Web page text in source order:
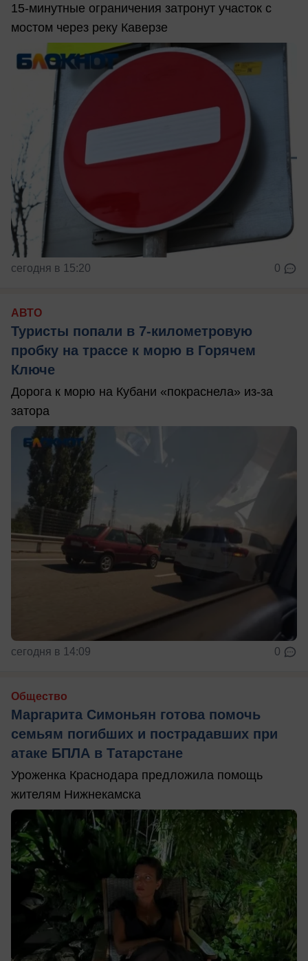
15-минутные ограничения затронут участок с
мостом через реку Каверзе
сегодня в 15:20 0
АВТО
Туристы попали в 7-километровую
пробку на трассе к морю в Горячем
Ключе
Дорога к морю на Кубани «покраснела» из-за
затора
сегодня в 14:09 0
Общество
Маргарита Симоньян готова помочь
семьям погибших и пострадавших при
атаке БПЛА в Татарстане
Уроженка Краснодара предложила помощь
жителям Нижнекамска